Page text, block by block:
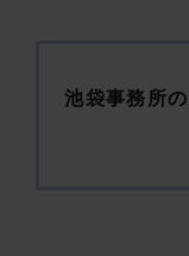
池袋事務所